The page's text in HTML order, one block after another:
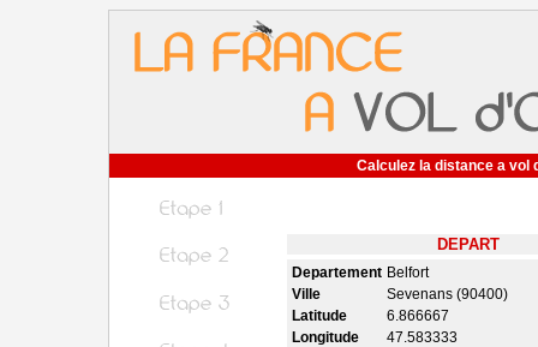
Calculez la distance a vol
DEPART
Departement Belfort
Ville
Sevenans (90400)
Latitude
6.866667
Longitude
47.583333